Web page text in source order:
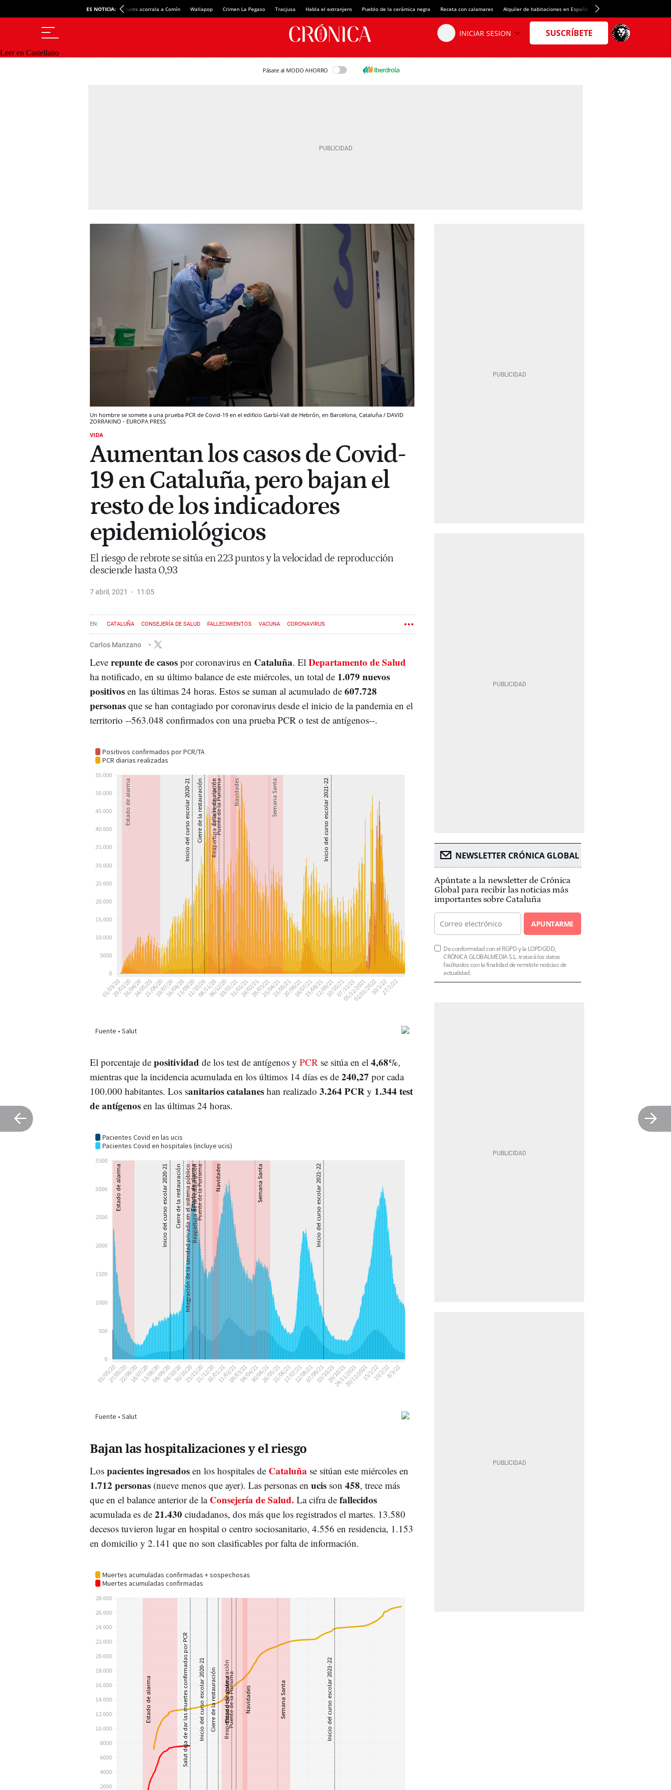
ES NOTICIA: Junts acorrala a Comín Wallapop Crimen La Pegaso Tracjusa Habla el extranjero Pueblo de la cerámica negra Receta con calamares Alquiler de habitaciones en España Crédito del Spotify Camp Nou
Leer en Castellano
Pásate al MODO AHORRO
Un hombre se somete a una prueba PCR de Covid-19 en el edificio Garbí-Vall de Hebrón, en Barcelona, Cataluña / DAVID
ZORRAKINO - EUROPA PRESS
VIDA
Aumentan los casos de Covid-
19 en Cataluña, pero bajan el
resto de los indicadores
epidemiológicos
El riesgo de rebrote se sitúa en 223 puntos y la velocidad de reproducción
desciende hasta 0,93
7 abril, 2021 11:05
CATALUÑA CONSEJERÍA DE SALUD FALLECIMIENTOS VACUNA CORONAVIRUS
Carlos Manzano
Leve repunte de casos por coronavirus en Cataluña. El Departamento de Salud
ha notificado, en su último balance de este miércoles, un total de 1.079 nuevos
positivos en las últimas 24 horas. Estos se suman al acumulado de 607.728
personas que se han contagiado por coronavirus desde el inicio de la pandemia en el
territorio --563.048 confirmados con una prueba PCR o test de antígenos--.
El porcentaje de positividad de los test de antígenos y PCR se sitúa en el 4,68%,
mientras que la incidencia acumulada en los últimos 14 días es de 240,27 por cada
100.000 habitantes. Los sanitarios catalanes han realizado 3.264 PCR y 1.344 test
de antígenos en las últimas 24 horas.
Bajan las hospitalizaciones y el riesgo
Los pacientes ingresados en los hospitales de Cataluña se sitúan este miércoles en
1.712 personas (nueve menos que ayer). Las personas en ucis son 458, trece más
que en el balance anterior de la Consejería de Salud. La cifra de fallecidos
acumulada es de 21.430 ciudadanos, dos más que los registrados el martes. 13.580
decesos tuvieron lugar en hospital o centro sociosanitario, 4.556 en residencia, 1.153
en domicilio y 2.141 que no son clasificables por falta de información.
NEWSLETTER CRÓNICA GLOBAL
Apúntate a la newsletter de Crónica
Global para recibir las noticias más
importantes sobre Cataluña
APUNTARME
De conformidad con el RGPD y la LOPDGDD,
CRÓNICA GLOBALMEDIA S.L. tratará los datos
facilitados con la finalidad de remitirle noticias de
actualidad.